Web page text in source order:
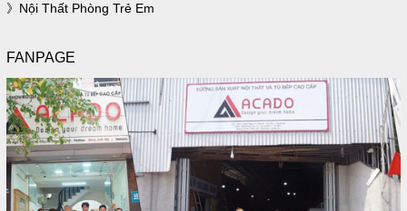
Nội Thất Phòng Trẻ Em
FANPAGE